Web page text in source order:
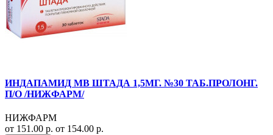
ИНДАПАМИД МВ ШТАДА 1,5МГ. №30 ТАБ.ПРОЛОНГ.
П/О /НИЖФАРМ/
НИЖФАРМ
от 151.00 р. от 154.00 р.